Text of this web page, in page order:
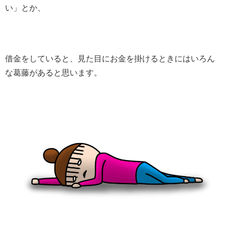
い」とか、
借金をしていると、見た目にお金を掛けるときにはいろん
な葛藤があると思います。